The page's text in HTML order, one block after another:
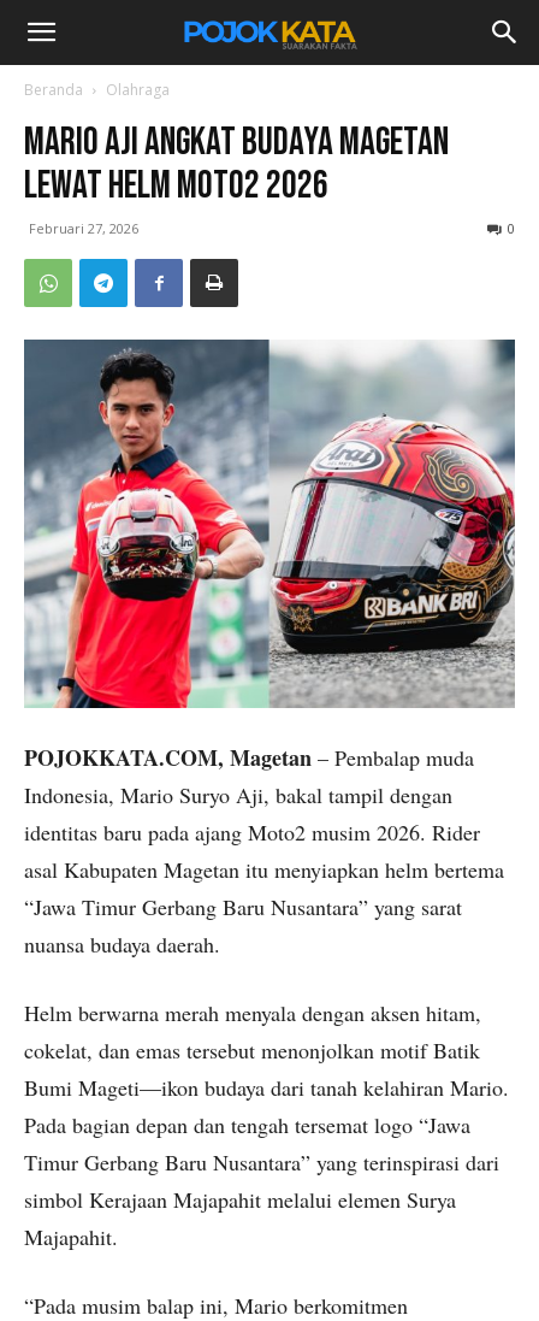
Beranda Olahraga
Mario Aji Angkat Budaya Magetan
Lewat Helm Moto2 2026
Februari 27, 2026 0
POJOKKATA.COM, Magetan – Pembalap muda
Indonesia, Mario Suryo Aji, bakal tampil dengan
identitas baru pada ajang Moto2 musim 2026. Rider
asal Kabupaten Magetan itu menyiapkan helm bertema
“Jawa Timur Gerbang Baru Nusantara” yang sarat
nuansa budaya daerah.
Helm berwarna merah menyala dengan aksen hitam,
cokelat, dan emas tersebut menonjolkan motif Batik
Bumi Mageti—ikon budaya dari tanah kelahiran Mario.
Pada bagian depan dan tengah tersemat logo “Jawa
Timur Gerbang Baru Nusantara” yang terinspirasi dari
simbol Kerajaan Majapahit melalui elemen Surya
Majapahit.
“Pada musim balap ini, Mario berkomitmen